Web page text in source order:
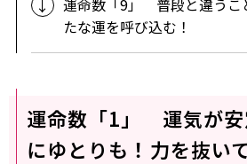
たな運を呼び込む！
運命数「1」 運気が安
にゆとりも！力を抜い